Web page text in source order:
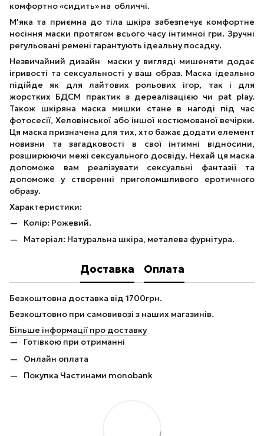
комфортно «сидить» на обличчі.
М'яка та приємна до тіла шкіра забезпечує комфортне
носіння маски протягом всього часу інтимної гри. Зручні
регульовані ремені гарантують ідеальну посадку.
Незвичайний дизайн маски у вигляді мишеняти додає
ігривості та сексуальності у ваш образ. Маска ідеально
підійде як для лайтових рольових ігор, так і для
жорстких БДСМ практик з дереалізацією чи pat play.
Також шкіряна маска мишки стане в нагоді під час
фотосесії, Хеловінської або іншої костюмованої вечірки.
Ця маска призначена для тих, хто бажає додати елемент
новизни та загадковості в свої інтимні відносини,
розширюючи межі сексуального досвіду. Нехай ця маска
допоможе вам реалізувати сексуальні фантазії та
допоможе у створенні приголомшливого еротичного
образу.
Характеристики:
Колір: Рожевий.
Матеріал: Натуральна шкіра, металева фурнітура.
Доставка Оплата
Безкоштовна доставка від 1700грн.
Безкоштовно при самовивозі з наших магазинів.
Більше інформації про доставку
Готівкою при отриманні
Онлайн оплата
Покупка Частинами monobank